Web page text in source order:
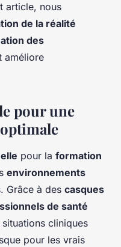
article, nous
de la réalité
des
améliore
pour une
pour la formation
environnements
Grâce à des casques
de santé
cliniques
pour les vrais